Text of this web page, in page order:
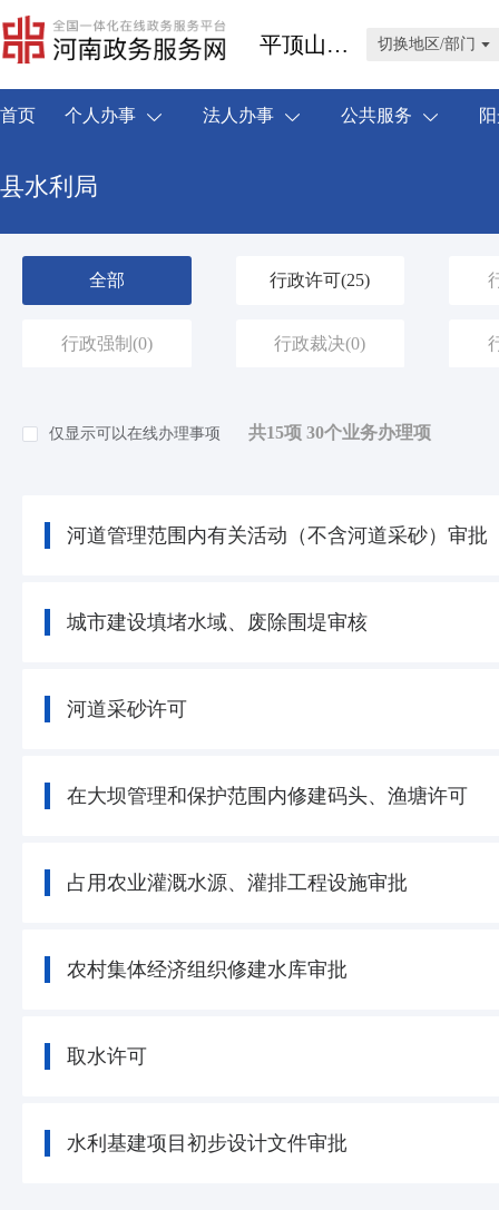
平顶山市叶县 切换地区/部门
首页 个人办事 法人办事 公共服务
县水利局
全部 行政许可(25)
行政强制 (0) 行政裁决(0)
仅显示可以在线办理事项 共15项 30个业务办理项
河道管理范围内有关活动（不含河道采砂）审批
城市建设填堵水域、废除围堤审核
河道采砂许可
在大坝管理和保护范围内修建码头、渔塘许可
占用农业灌溉水源、灌排工程设施审批
农村集体经济组织修建水库审批
取水许可
水利基建项目初步设计文件审批